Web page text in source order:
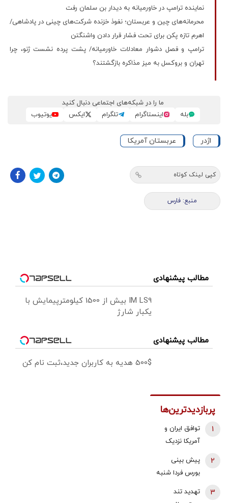
نماینده ترامپ در خاورمیانه به دیدار بن‌ سلمان رفت
محرمانه‌های چین و عربستان؛ نفوذ خزنده شرکت‌های چینی در پادشاهی/
اهرم تازه پکن برای تحت فشار قرار دادن واشنگتن
ترامپ و فصل دشوار معادلات خاورمیانه/ پشت پرده نشست ژنو، چرا
تهران و بروکسل به میز مذاکره بازگشتند؟
ما را در شبکه‌های اجتماعی دنبال کنید
بله
اینستاگرام تلگرام ایکس یوتیوب
اژدر عربستان آمریکا
کپی لینک کوتاه
منبع: فارس
مطالب پیشنهادی
IM LS9 بیش از 1500 کیلومترپیمایش با
یکبار شارژ
مطالب پیشنهادی
500$ هدیه به کاربران جدید،ثبت نام کن
پربازدیدترین‌ها
توافق ایران و
آمریکا نزدیک
خزانه‌داری آمریکا
از «امروز یا فردا»
گفت
1
پیش بینی
بورس فردا شنبه
موتور رشد بازار
2
تهدید تند
3